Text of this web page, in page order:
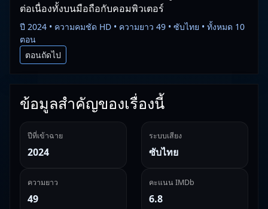
ต่อเนื่องทั้งบนมือถือกับคอมพิวเตอร์
ปี 2024 • ความคมชัด HD • ความยาว 49 • ซับไทย • ทั้งหมด 10
ตอน
ตอนถัดไป
ข้อมูลสำคัญของเรื่องนี้
ปีที่เข้าฉาย
2024
ระบบเสียง
ซับไทย
ความยาว
49
คะแนน IMDb
6.8